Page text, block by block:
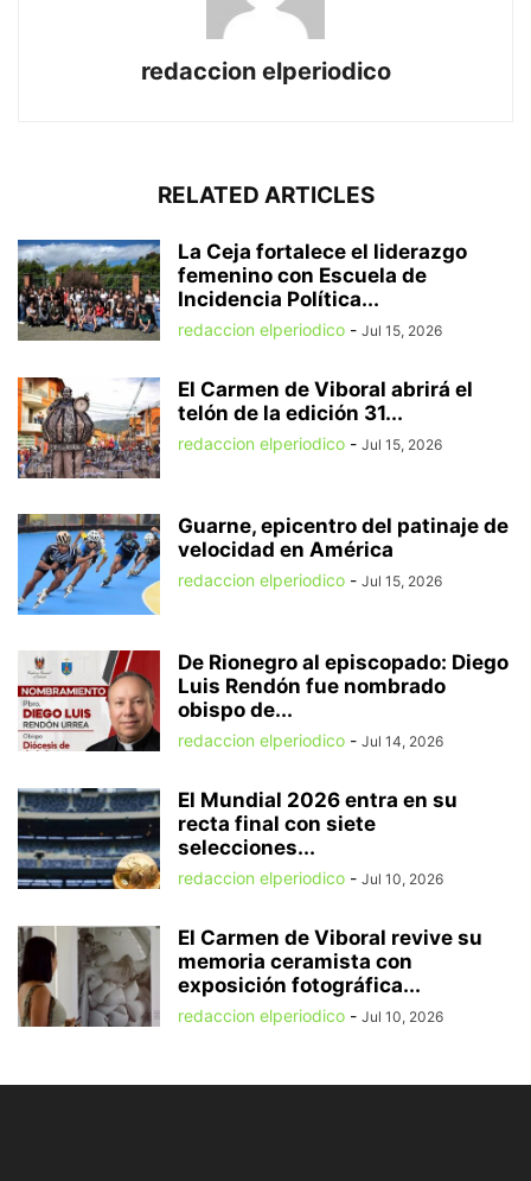
redaccion elperiodico
RELATED ARTICLES
La Ceja fortalece el liderazgo
femenino con Escuela de
Incidencia Política...
redaccion elperiodico - Jul 15, 2026
El Carmen de Viboral abrirá el
telón de la edición 31...
redaccion elperiodico - Jul 15, 2026
Guarne, epicentro del patinaje de
velocidad en América
redaccion elperiodico - Jul 15, 2026
De Rionegro al episcopado: Diego
Luis Rendón fue nombrado
obispo de...
redaccion elperiodico - Jul 14, 2026
El Mundial 2026 entra en su
recta final con siete
selecciones...
redaccion elperiodico - Jul 10, 2026
El Carmen de Viboral revive su
memoria ceramista con
exposición fotográfica...
redaccion elperiodico - Jul 10, 2026